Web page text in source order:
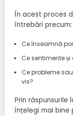
În acest proces
întrebări precum:
Ce înseamnă
Ce sentimente
Ce probleme
vis?
Prin
înțelegi mai bine